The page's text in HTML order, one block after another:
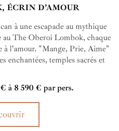
ÉCRIN D’AMOUR
à une escapade au mythique
au The Oberoi Lombok, chaque
à l’amour. "Mange, Prie, Aime"
enchantées, temples sacrés et
Une parenthèse à deux, hors du
à 8 590 € par pers.